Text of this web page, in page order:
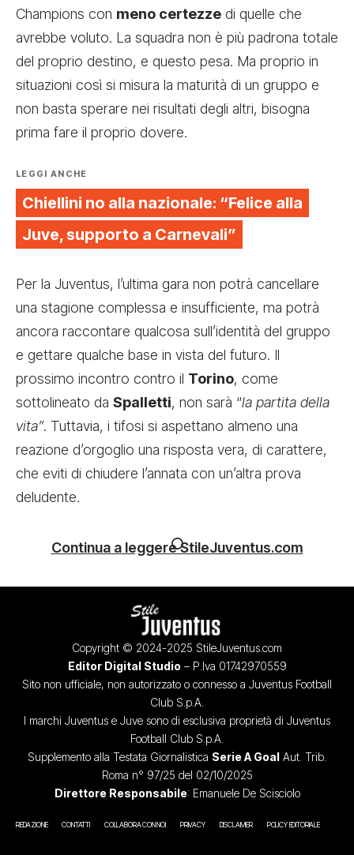
Champions con meno certezze di quelle che
avrebbe voluto. La squadra non è più padrona totale
del proprio destino, e questo pesa. Ma proprio in
situazioni così si misura la maturità di un gruppo e
non basta sperare nei risultati degli altri, bisogna
prima fare il proprio dovere.
LEGGI ANCHE
Chiellini no alla nazionale: “Felice alla
Juve, supporto a Carnevali”
Per la Juventus, l’ultima gara non potrà cancellare
una stagione complessa e insufficiente, ma potrà
ancora raccontare qualcosa sull’identità del gruppo
e gettare qualche base in vista del futuro. Il
prossimo incontro contro il Torino, come
sottolineato da Spalletti, non sarà “la partita della
vita”. Tuttavia, i tifosi si aspettano almeno una
reazione d’orgoglio una risposta vera, di carattere,
che eviti di chiudere l’annata con un’altra prova
deludente.
Continua a leggere StileJuventus.com
Copyright © 2024-2025 StileJuventus.com
Editor Digital Studio – P.Iva 01742970559
Sito non ufficiale, non autorizzato o connesso a Juventus Football
Club S.p.A.
I marchi Juventus e Juve sono di esclusiva proprietà di Juventus
Football Club S.p.A.
Supplemento alla Testata Giornalistica Serie A Goal Aut. Trib.
Roma n° 97/25 del 02/10/2025
Direttore Responsabile: Emanuele De Scisciolo
REDAZIONE CONTATTI COLLABORA CON NOI PRIVACY DISCLAIMER POLICY EDITORIALE